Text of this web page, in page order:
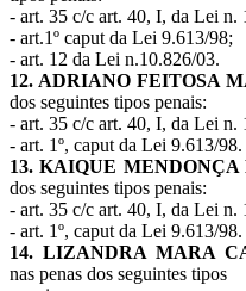
- art. 35 c/c art. 40, I, da Lei n.
- art.1º caput da Lei 9.613/98;
- art. 12 da Lei n.10.826/03.
12. ADRIANO FEITOSA
dos seguintes tipos penais:
- art. 35 c/c art. 40, I, da Lei n.
- art. 1º, caput da Lei 9.613/98.
13. KAIQUE MENDONÇA
dos seguintes tipos penais:
- art. 35 c/c art. 40, I, da Lei n.
- art. 1º, caput da Lei 9.613/98.
14. LIZANDRA MARA
nas penas dos seguintes tipos